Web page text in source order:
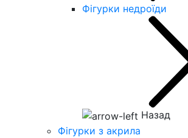
Фігурки недроїди
Назад
Фігурки з акрила